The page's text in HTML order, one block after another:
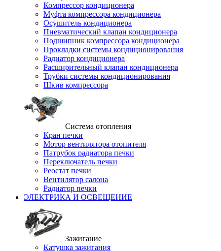
Компрессор кондиционера
Муфта компрессора кондиционера
Осушитель кондиционера
Пневматический клапан кондиционера
Подшипник компрессора кондиционера
Прокладки системы кондиционирования
Радиатор кондиционера
Расширительный клапан кондиционера
Трубки системы кондиционирования
Шкив компрессора
Система отопления
Кран печки
Мотор вентилятора отопителя
Патрубок радиатора печки
Переключатель печки
Реостат печки
Вентилятор салона
Радиатор печки
ЭЛЕКТРИКА И ОСВЕЩЕНИЕ
Зажигание
Катушка зажигания